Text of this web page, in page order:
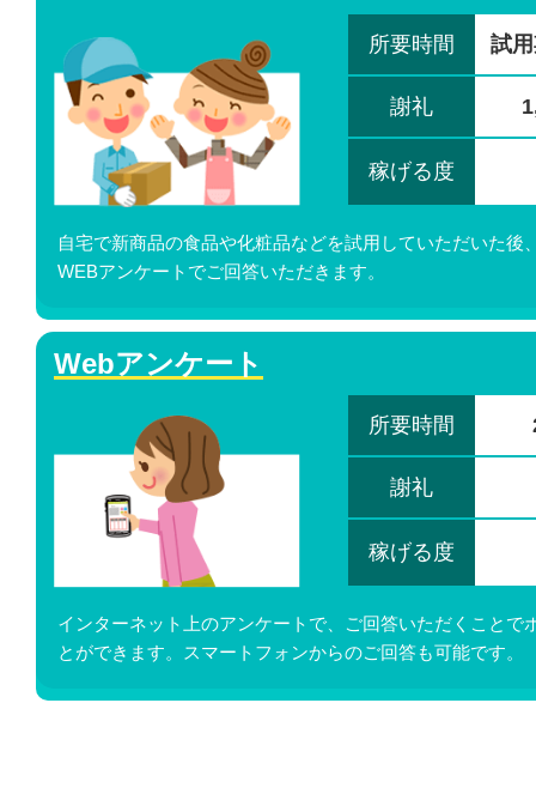
所要時間 試
謝礼
稼げる度
自宅で新商品の食品や化粧品などを試用していただいた後
WEBアンケートでご回答いただきます。
Webアンケート
所要時間
謝礼
稼げる度
インターネット上のアンケートで、ご回答いただくことで
とができます。スマートフォンからのご回答も可能です。